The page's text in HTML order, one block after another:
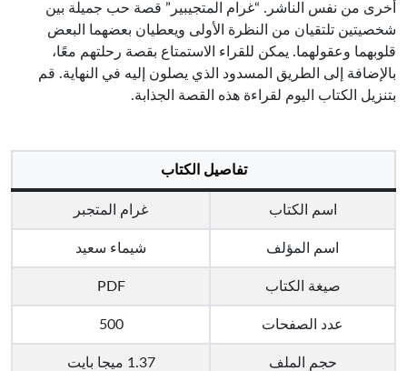
أخرى من نفس الناشر. “غرام المتجيبير” قصة حب جميلة بين
شخصيتين تلتقيان من النظرة الأولى ويعطيان بعضهما البعض
قلوبهما وعقولهما. يمكن للقراء الاستمتاع بقصة رحلتهم معًا،
بالإضافة إلى الطريق المسدود الذي يصلون إليه في النهاية. قم
بتنزيل الكتاب اليوم لقراءة هذه القصة الجذابة.
تفاصيل الكتاب
اسم الكتاب غرام المتجبر
اسم المؤلف شيماء سعيد
صيغة الكتاب PDF
عدد الصفحات 500
حجم الملف 1.37 ميجا بايت